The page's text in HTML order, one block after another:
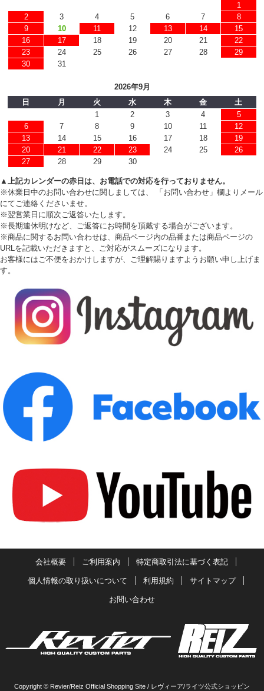
1
2
3 4 5 6 7
8
9
10 11 12 13 14
15
16
17 18 19 20 21
22
23
24 25 26 27 28
29
30
31
2026年9月
日
月 火 水 木 金
土
1
2 3 4
5
6
7 8 9 10 11
12
13
14 15 16 17 18
19
20
21 22 23 24 25
26
27
28 29 30
▲上記カレンダーの赤日は、お電話での対応を行っておりません。
※休業日中のお問い合わせに関しましては、 「お問い合わせ」欄よりメール
にてご連絡くださいませ。
※翌営業日に順次ご返答いたします。
※長期連休明けなど、ご返答にお時間を頂戴する場合がございます。
※商品に関するお問い合わせは、商品ページ内の品番または商品ページの
URLを記載いただきますと、ご対応がスムーズになります。
お客様にはご不便をおかけしますが、ご理解賜りますようお願い申し上げま
す。
会社概要 ご利用案内 特定商取引法に基づく表記
個人情報の取り扱いについて 利用規約 サイトマップ
お問い合わせ
Copyright © Revier/Reiz Official Shopping Site / レヴィーア/ライツ公式ショッピン